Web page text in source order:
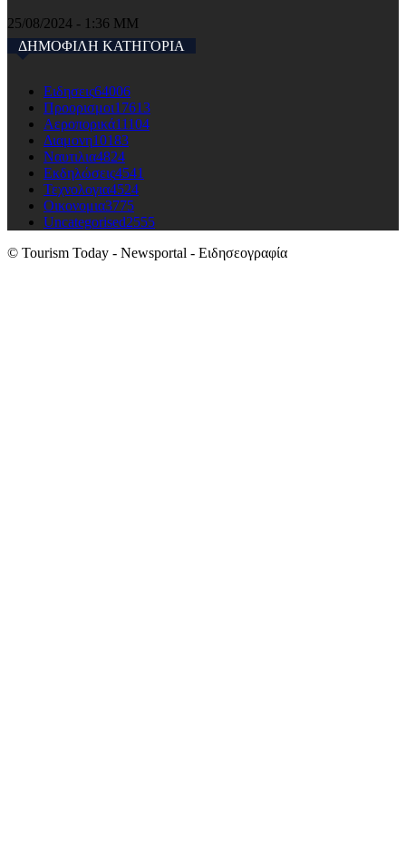
25/08/2024 - 1:36 ΜΜ
ΔΗΜΟΦΙΛΗ ΚΑΤΗΓΟΡΙΑ
Ειδησεις64006
Προορισμοι17613
Αεροπορικά11104
Διαμονη10183
Ναυτιλια4824
Εκδηλώσεις4541
Τεχνολογια4524
Οικονομια3775
Uncategorised2555
© Tourism Today - Newsportal - Ειδησεογραφία